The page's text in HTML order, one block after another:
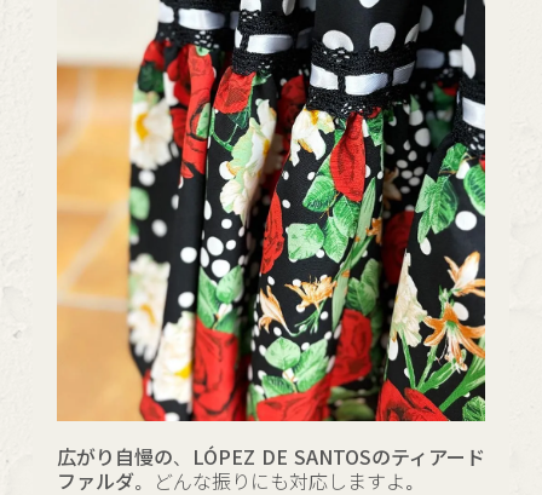
広がり自慢の、LÓPEZ DE SANTOSのティアード
ファルダ。
どんな振りにも対応しますよ。